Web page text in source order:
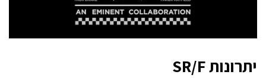
יתרונות SR/F